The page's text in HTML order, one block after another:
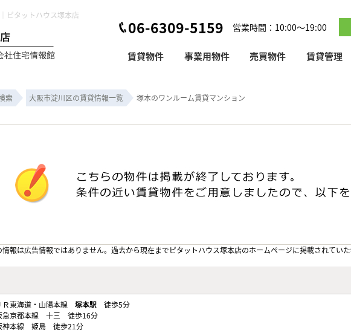
ピタットハウス塚本店
06-6309-5159 営業時間：10:00～19:00
賃貸物件 事業用物件 売買物件 賃貸管理
索 大阪市淀川区の賃貸情報一覧 塚本のワンルーム賃貸マンション
報は広告情報ではありません。過去から現在までピタットハウス塚本店のホームぺージに掲載されてい
Ｒ東海道・山陽本線 塚本駅 徒歩5分
急京都本線 十三 徒歩16分
神本線 姫島 徒歩21分